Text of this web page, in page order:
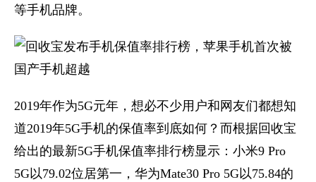
等手机品牌。
2019年作为5G元年，想必不少用户和网友们都想知
道2019年5G手机的保值率到底如何？而根据回收宝
给出的最新5G手机保值率排行榜显示：小米9 Pro
5G以79.02位居第一，华为Mate30 Pro 5G以75.84的